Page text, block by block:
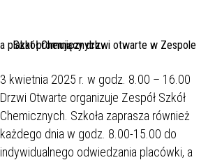
3 kwietnia 2025 r. w godz. 8.00 – 16.00
Drzwi Otwarte organizuje Zespół Szkół
Chemicznych. Szkoła zaprasza również
każdego dnia w godz. 8.00-15.00 do
indywidualnego odwiedzania placówki, a